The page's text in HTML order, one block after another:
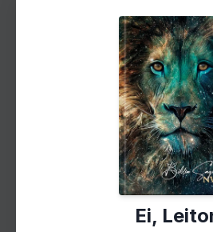
Capítulo 3: Técnicas e
Contabilidade Pública
Neste capítulo, você será
técnicas e ferramentas
Contabilidade Pública.
demonstrativos financeiros
indicadores de
como essas ferramentas
gestores públicos na
Ei,